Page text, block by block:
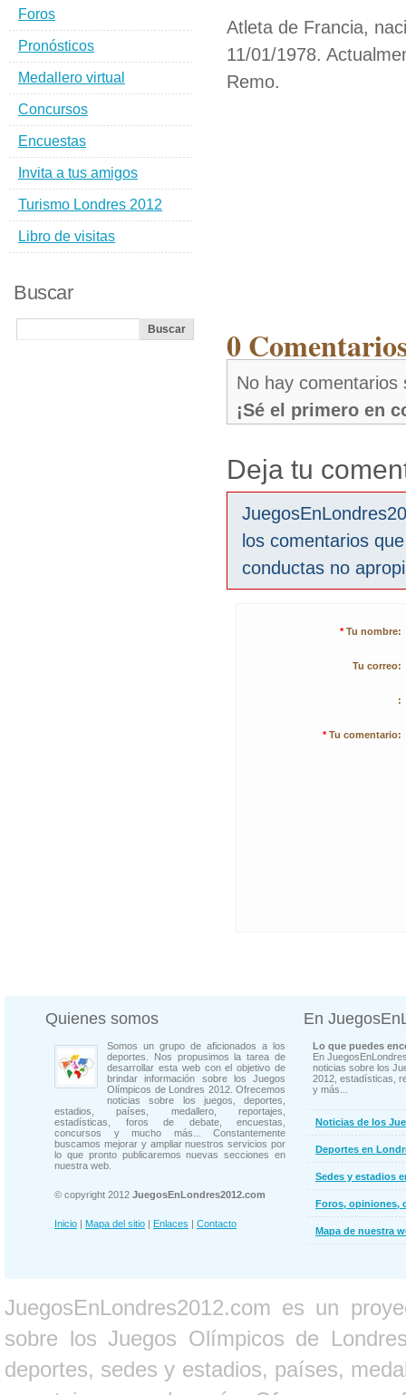
Atleta de Francia,
11/01/1978.
Remo.
0
No hay comentarios
¡Sé el primero en
Deja tu
los comentarios
conductas no
* Tu nombre:
Tu correo:
:
* Tu comentario:
Foros
Pronósticos
Medallero virtual
Concursos
Encuestas
Invita a tus amigos
Turismo Londres 2012
Libro de visitas
Buscar
Quienes somos
Somos un grupo de aficionados a los
deportes. Nos propusimos la tarea de
desarrollar esta web con el objetivo de
brindar información sobre los Juegos
Olímpicos de Londres 2012. Ofrecemos
noticias sobre los juegos, deportes,
estadios, países, medallero, reportajes,
estadísticas, foros de debate, encuestas,
concursos y mucho más... Constantemente
buscamos mejorar y ampliar nuestros servicios por
lo que pronto publicaremos nuevas secciones en
nuestra web.
© copyright 2012 JuegosEnLondres2012.com
Inicio | Mapa del sitio | Enlaces | Contacto
En
Lo que puedes
En
noticias sobre los
2012, estadísticas,
y más...
Noticias de los
Deportes en
Sedes y estadios
Foros, opiniones,
Mapa de nuestra
JuegosEnLondres2012.com es un
sobre los Juegos Olímpicos de
deportes, sedes y estadios, países,